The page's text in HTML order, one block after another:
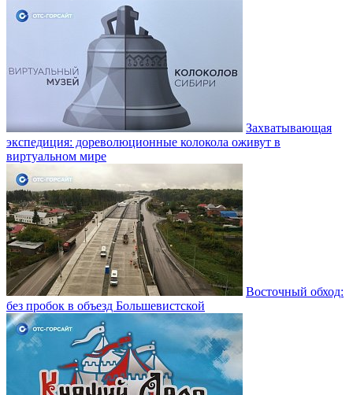
Захватывающая
экспедиция: дореволюционные колокола оживут в
виртуальном мире
Восточный обход:
без пробок в объезд Большевистской